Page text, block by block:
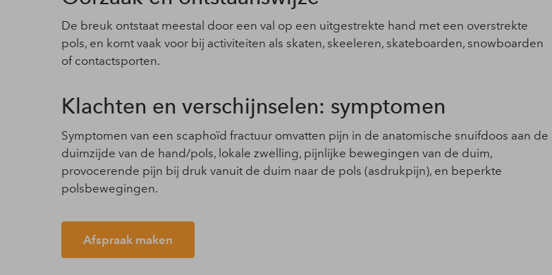
De breuk ontstaat meestal door een val op een uitgestrekte hand met een overstrekte
pols, en komt vaak voor bij activiteiten als skaten, skeeleren, skateboarden, snowboarden
of contactsporten.
Klachten en verschijnselen: symptomen
Symptomen van een scaphoïd fractuur omvatten pijn in de anatomische snuifdoos aan de
duimzijde van de hand/pols, lokale zwelling, pijnlijke bewegingen van de duim,
provocerende pijn bij druk vanuit de duim naar de pols (asdrukpijn), en beperkte
polsbewegingen.
Afspraak maken